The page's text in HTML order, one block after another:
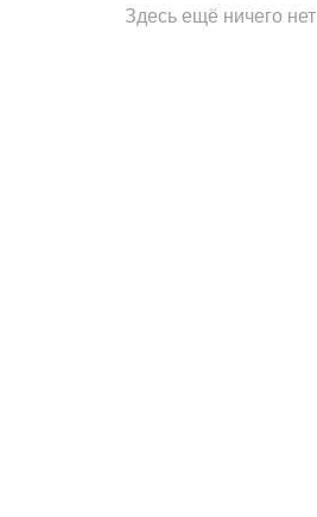
Здесь ещё ничего нет